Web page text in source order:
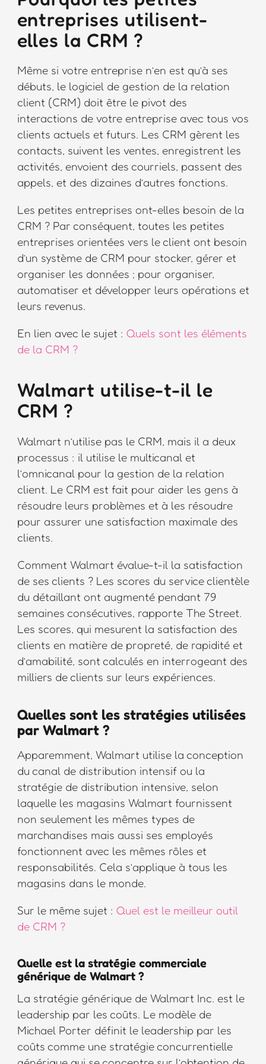
entreprises utilisent-
elles la CRM ?
Même si votre entreprise n’en est qu’à ses
débuts, le logiciel de gestion de la relation
client (CRM) doit être le pivot des
interactions de votre entreprise avec tous vos
clients actuels et futurs. Les CRM gèrent les
contacts, suivent les ventes, enregistrent les
activités, envoient des courriels, passent des
appels, et des dizaines d’autres fonctions.
Les petites entreprises ont-elles besoin de la
CRM ? Par conséquent, toutes les petites
entreprises orientées vers le client ont besoin
d’un système de CRM pour stocker, gérer et
organiser les données ; pour organiser,
automatiser et développer leurs opérations et
leurs revenus.
En lien avec le sujet : Quels sont les éléments
de la CRM ?
Walmart utilise-t-il le
CRM ?
Walmart n’utilise pas le CRM, mais il a deux
processus : il utilise le multicanal et
l’omnicanal pour la gestion de la relation
client. Le CRM est fait pour aider les gens à
résoudre leurs problèmes et à les résoudre
pour assurer une satisfaction maximale des
clients.
Comment Walmart évalue-t-il la satisfaction
de ses clients ? Les scores du service clientèle
du détaillant ont augmenté pendant 79
semaines consécutives, rapporte The Street.
Les scores, qui mesurent la satisfaction des
clients en matière de propreté, de rapidité et
d’amabilité, sont calculés en interrogeant des
milliers de clients sur leurs expériences.
Quelles sont les stratégies utilisées
par Walmart ?
Apparemment, Walmart utilise la conception
du canal de distribution intensif ou la
stratégie de distribution intensive, selon
laquelle les magasins Walmart fournissent
non seulement les mêmes types de
marchandises mais aussi ses employés
fonctionnent avec les mêmes rôles et
responsabilités. Cela s’applique à tous les
magasins dans le monde.
Sur le même sujet : Quel est le meilleur outil
de CRM ?
Quelle est la stratégie commerciale
générique de Walmart ?
La stratégie générique de Walmart Inc. est le
leadership par les coûts. Le modèle de
Michael Porter définit le leadership par les
coûts comme une stratégie concurrentielle